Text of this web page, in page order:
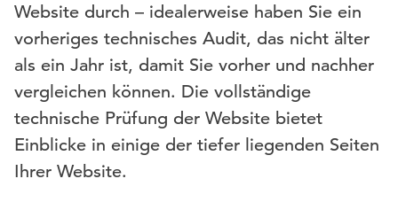
Website durch – idealerweise haben Sie ein
vorheriges technisches Audit, das nicht älter
als ein Jahr ist, damit Sie vorher und nachher
vergleichen können. Die vollständige
technische Prüfung der Website bietet
Einblicke in einige der tiefer liegenden Seiten
Ihrer Website.